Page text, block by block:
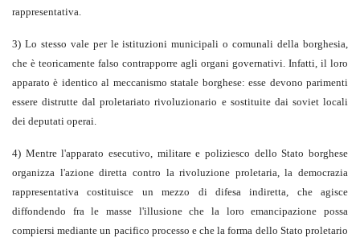
rappresentativa.
3) Lo stesso vale per le istituzioni municipali o comunali della borghesia,
che è teoricamente falso contrapporre agli organi governativi. Infatti, il loro
apparato è identico al meccanismo statale borghese: esse devono parimenti
essere distrutte dal proletariato rivoluzionario e sostituite dai soviet locali
dei deputati operai.
4) Mentre l'apparato esecutivo, militare e poliziesco dello Stato borghese
organizza l'azione diretta contro la rivoluzione proletaria, la democrazia
rappresentativa costituisce un mezzo di difesa indiretta, che agisce
diffondendo fra le masse l'illusione che la loro emancipazione possa
compiersi mediante un pacifico processo e che la forma dello Stato proletario